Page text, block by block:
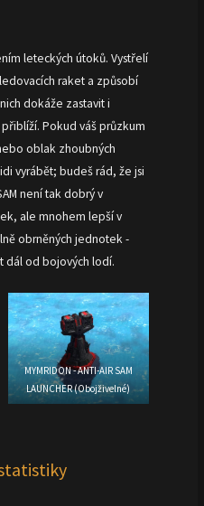
leteckých útoků. Vystřelí
raket a způsobí
dokáže zastavit i
Pokud váš průzkum
oblak zhoubných
vyrábět; budeš rád, že jsi
není tak dobrý v
ale mnohem lepší v
obrněných jednotek -
dál od bojových lodí.
MYMRIDON - ANTI-AIR SAM
LAUNCHER (Obojživelné)